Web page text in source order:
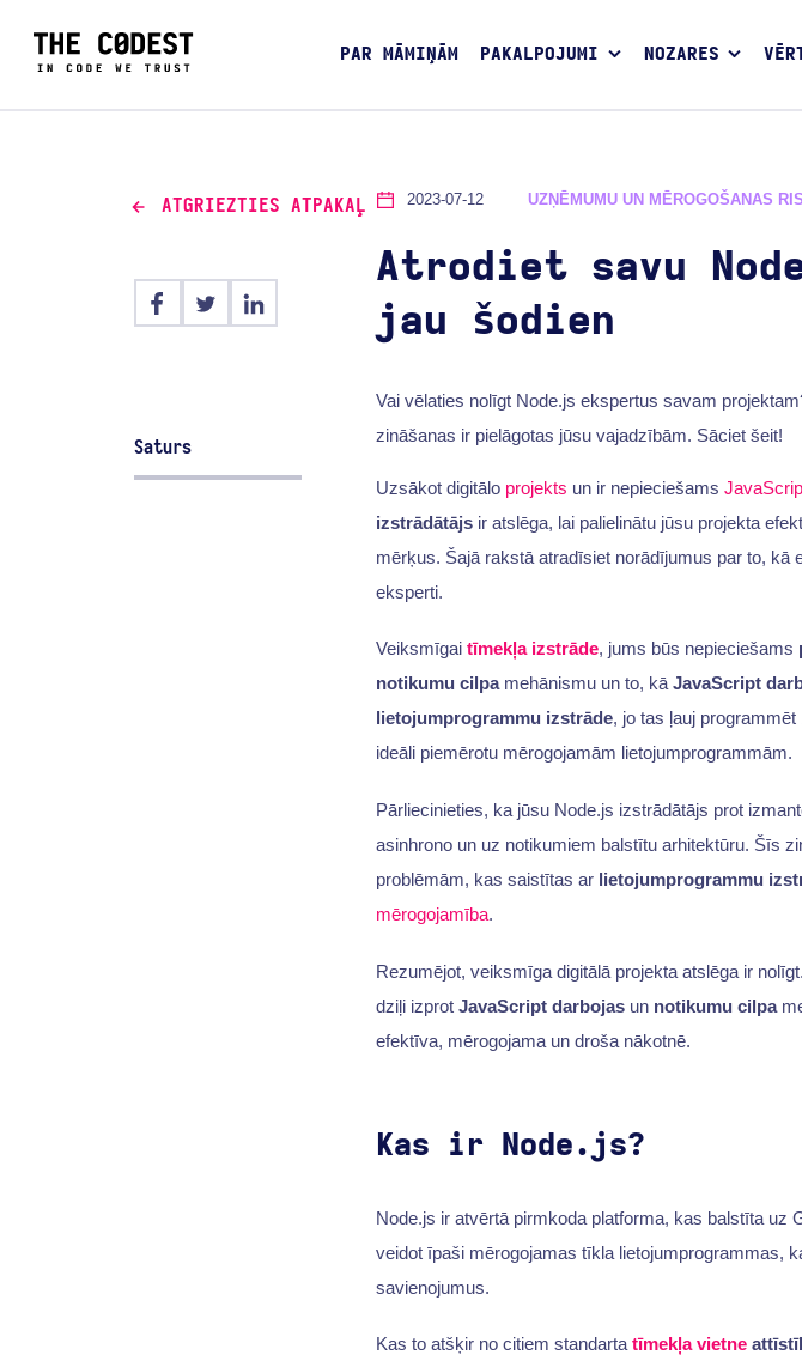
PAR MĀMIŅĀM PAKALPOJUMI NOZARES
ATGRIEZTIES ATPAKAĻ
Saturs
2023-07-12 UZŅĒMUMU UN MĒROGOŠANAS
Atrodiet savu
jau šodien
Vai vēlaties nolīgt Node.js ekspertus savam
zināšanas ir pielāgotas jūsu vajadzībām. Sāciet šeit!
Uzsākot digitālo projekts un ir nepieciešams
izstrādātājsir atslēga, lai palielinātu jūsu projekta
mērķus. Šajā rakstā atradīsiet norādījumus par to, kā
eksperti.
Veiksmīgai tīmekļa izstrāde, jums būs nepieciešams
notikumu cilpamehānismu un to, kā JavaScript
lietojumprogrammu izstrāde, jo tas ļauj
ideāli piemērotu mērogojamām lietojumprogrammām.
Pārliecinieties, ka jūsu Node.js izstrādātājs prot
asinhrono un uz notikumiem balstītu arhitektūru. Šīs
problēmām, kas saistītas ar lietojumprogrammu
mērogojamība.
Rezumējot, veiksmīga digitālā projekta atslēga ir nolīgt.
dziļi izprot JavaScript darbojasun notikumu cilpa
efektīva, mērogojama un droša nākotnē.
Kas ir Node.js?
Node.js ir atvērtā pirmkoda platforma, kas balstīta uz
veidot īpaši mērogojamas tīkla lietojumprogrammas,
savienojumus.
Kas to atšķir no citiem standarta tīmekļa vietne